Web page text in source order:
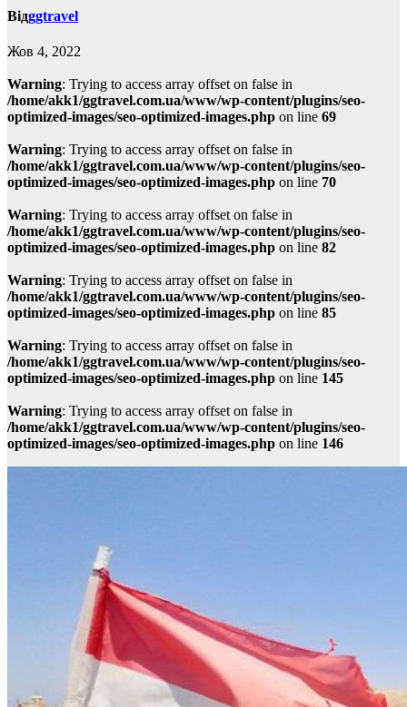
Відggtravel
Жов 4, 2022
Warning: Trying to access array offset on false in
/home/akk1/ggtravel.com.ua/www/wp-content/plugins/seo-
optimized-images/seo-optimized-images.php on line 69
Warning: Trying to access array offset on false in
/home/akk1/ggtravel.com.ua/www/wp-content/plugins/seo-
optimized-images/seo-optimized-images.php on line 70
Warning: Trying to access array offset on false in
/home/akk1/ggtravel.com.ua/www/wp-content/plugins/seo-
optimized-images/seo-optimized-images.php on line 82
Warning: Trying to access array offset on false in
/home/akk1/ggtravel.com.ua/www/wp-content/plugins/seo-
optimized-images/seo-optimized-images.php on line 85
Warning: Trying to access array offset on false in
/home/akk1/ggtravel.com.ua/www/wp-content/plugins/seo-
optimized-images/seo-optimized-images.php on line 145
Warning: Trying to access array offset on false in
/home/akk1/ggtravel.com.ua/www/wp-content/plugins/seo-
optimized-images/seo-optimized-images.php on line 146